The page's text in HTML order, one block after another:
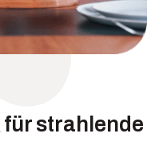
strahlende